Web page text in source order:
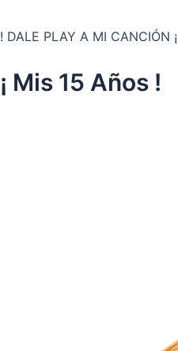
! DALE PLAY A MI CANCIÓN ¡
¡ Mis 15 Años !